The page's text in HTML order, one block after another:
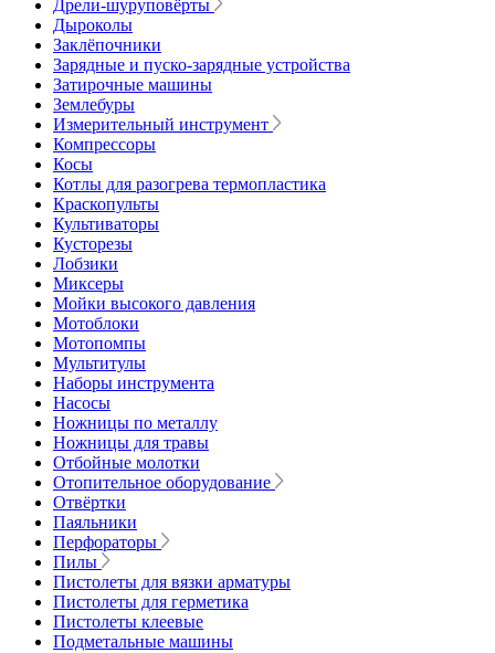
Дрели-шуруповёрты
Дыроколы
Заклёпочники
Зарядные и пуско-зарядные устройства
Затирочные машины
Землебуры
Измерительный инструмент
Компрессоры
Косы
Котлы для разогрева термопластика
Краскопульты
Культиваторы
Кусторезы
Лобзики
Миксеры
Мойки высокого давления
Мотоблоки
Мотопомпы
Мультитулы
Наборы инструмента
Насосы
Ножницы по металлу
Ножницы для травы
Отбойные молотки
Отопительное оборудование
Отвёртки
Паяльники
Перфораторы
Пилы
Пистолеты для вязки арматуры
Пистолеты для герметика
Пистолеты клеевые
Подметальные машины